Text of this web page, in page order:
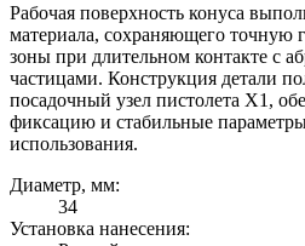
Рабочая поверхность конуса
материала, сохраняющего точную
зоны при длительном контакте с
частицами. Конструкция детали
посадочный узел пистолета Х1,
фиксацию и стабильные
использования.
Диаметр, мм:
34
Установка нанесения: